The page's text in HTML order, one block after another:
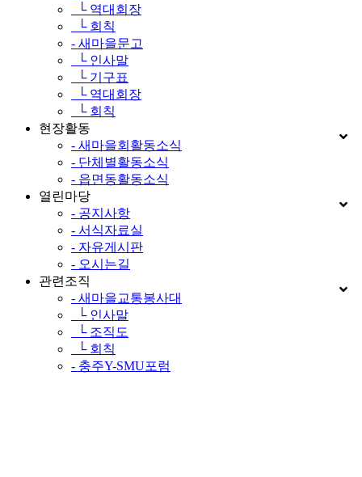
└ 역대회장
└ 회칙
- 새마을문고
└ 인사말
└ 기구표
└ 역대회장
└ 회칙
현장활동
- 새마을회활동소식
- 단체별활동소식
- 읍면동활동소식
열린마당
- 공지사항
- 서식자료실
- 자유게시판
- 오시는길
관련조직
- 새마을교통봉사대
└ 인사말
└ 조직도
└ 회칙
- 충주Y-SMU포럼